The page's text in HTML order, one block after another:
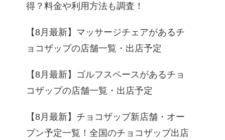
得？料金や利用方法も調査！
【8月最新】マッサージチェアがあるチ
ョコザップの店舗一覧・出店予定
【8月最新】ゴルフスペースがあるチョ
コザップの店舗一覧・出店予定
【8月最新】チョコザップ新店舗・オー
プン予定一覧！全国のチョコザップ出店